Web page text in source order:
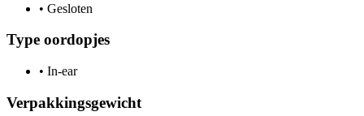
• Gesloten
Type oordopjes
• In-ear
Verpakkingsgewicht